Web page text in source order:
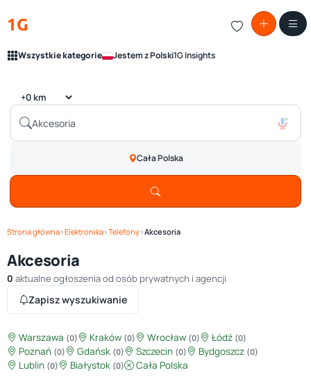
1G
Wszystkie kategorie Jestem z Polski1G Insights
Cała Polska
Strona główna›Elektronika›Telefony›Akcesoria
Akcesoria
0 aktualne ogłoszenia od osób prywatnych i agencji
Zapisz wyszukiwanie
Warszawa (0) Kraków (0) Wrocław (0) Łódź (0)
Poznań (0) Gdańsk (0) Szczecin (0) Bydgoszcz (0)
Lublin (0) Białystok (0) Cała Polska